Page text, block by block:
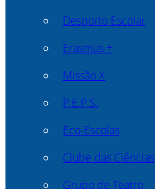
Desporto Escolar
Erasmus +
Missão X
P.E.P.S.
Eco-Escolas
Clube das Ciências
Grupo de Teatro